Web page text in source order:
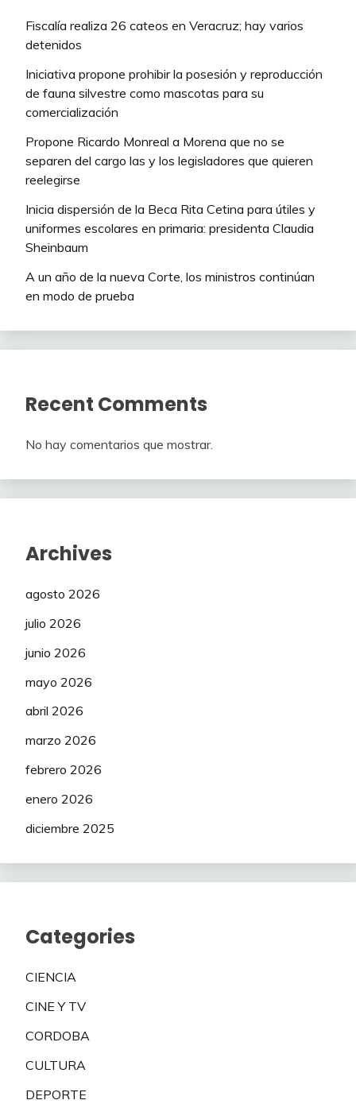
Fiscalía realiza 26 cateos en Veracruz; hay varios
detenidos
Iniciativa propone prohibir la posesión y reproducción
de fauna silvestre como mascotas para su
comercialización
Propone Ricardo Monreal a Morena que no se
separen del cargo las y los legisladores que quieren
reelegirse
Inicia dispersión de la Beca Rita Cetina para útiles y
uniformes escolares en primaria: presidenta Claudia
Sheinbaum
A un año de la nueva Corte, los ministros continúan
en modo de prueba
Recent Comments
No hay comentarios que mostrar.
Archives
agosto 2026
julio 2026
junio 2026
mayo 2026
abril 2026
marzo 2026
febrero 2026
enero 2026
diciembre 2025
Categories
CIENCIA
CINE Y TV
CORDOBA
CULTURA
DEPORTE